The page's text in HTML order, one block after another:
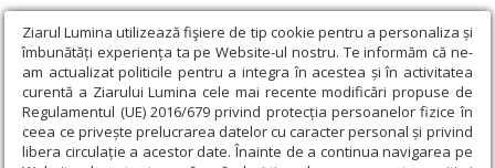
Ziarul Lumina utilizează fişiere de tip cookie pentru a personaliza și
îmbunătăți experiența ta pe Website-ul nostru. Te informăm că ne-
am actualizat politicile pentru a integra în acestea și în activitatea
curentă a Ziarului Lumina cele mai recente modificări propuse de
Regulamentul (UE) 2016/679 privind protecția persoanelor fizice în
ceea ce privește prelucrarea datelor cu caracter personal și privind
libera circulație a acestor date. Înainte de a continua navigarea pe